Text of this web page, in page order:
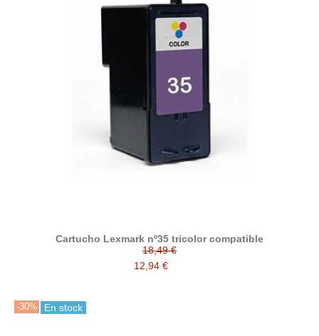
Cartucho Lexmark nº35 tricolor compatible
18,49 €
12,94 €
-30% En stock